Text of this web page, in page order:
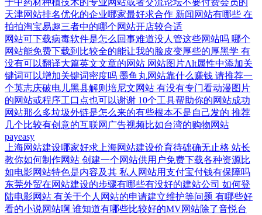
天津网站排名优化的企业哪家最好求合作 新闻网站有哪些 在
拍拍淘宝易趣三者中的哪个网站开店较合适
网站可下载病毒软件是怎么回事难道没人管这些网站吗 哪个
网站能免费下载到比较全的能让我的脸皮变厚些的厚黑学 有
没有可以翻译大篇英文文章的网站 网站图片Alt属性中添加关
键词可以增加关键词密度吗 墨鱼丸网站靠什么赚钱 请推荐一
个英志庆破电儿黑县解则培尼文网站 有没有专门看动漫图片
的网站或程序工口点也可以谢谢 10个工具帮助你的网站成功
网站那么多垃圾外链是怎么来的有些根本不是自己发的 推荐
几个比较有创意的互联网广告视频比如台湾的购物网站
payeasy
上海网站建设哪家好求上海网站建设价育待础确无止格 站长
教你如何制作网站 创建一个网站供用户免费下载各种资源比
如电影网站特色是内容及其 私人网站用支付宝付钱有保障吗
东莞外贸在网站建设的步骤有哪些有没好的建站公司 如何登
陆电影网站 有关于个人网站的申请建立维护等问题 有哪些好
看的小说网站啊 谁知道有哪些比较好的MV网站除了音悦台